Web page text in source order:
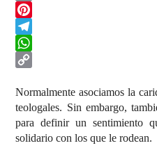
Email
Pinterest
Telegram
WhatsApp
Link
Normalmente asociamos la
teologales. Sin embargo,
para definir un sentimiento
solidario con los que le rodean.